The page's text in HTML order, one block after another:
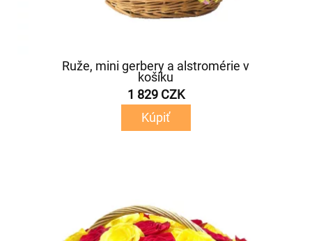
Ruže, mini gerbery a alstromérie v
košíku
1 829 CZK
Kúpiť